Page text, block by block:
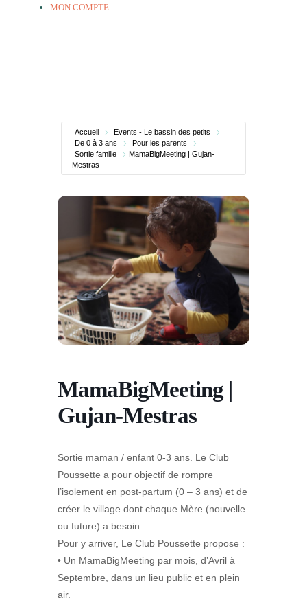
MON COMPTE
Accueil
Events - Le bassin des petits
De 0 à 3 ans
Pour les parents
Sortie famille
MamaBigMeeting | Gujan-
Mestras
MamaBigMeeting |
Gujan-Mestras
Sortie maman / enfant 0-3 ans. Le Club
Poussette a pour objectif de rompre
l’isolement en post-partum (0 – 3 ans) et de
créer le village dont chaque Mère (nouvelle
ou future) a besoin.
Pour y arriver, Le Club Poussette propose :
• Un MamaBigMeeting par mois, d’Avril à
Septembre, dans un lieu public et en plein
air.